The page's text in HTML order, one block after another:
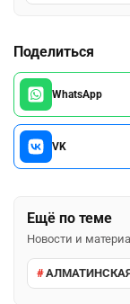
Поделиться
WhatsApp
VK
Ещё по теме
Новости и